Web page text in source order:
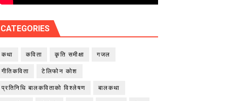
CATEGORIES
कथा कविता कृति समीक्षा गजल
गीतिकविता टेलिफोन कोश
प्रतिनिधि बालकविताको विश्लेषण बालकथा